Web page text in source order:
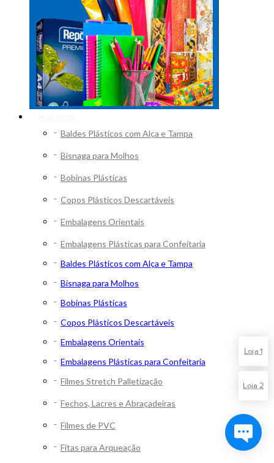
Loja 1
Loja 2
Baldes Plásticos com Alça e Tampa
Bisnaga para Molhos
Bobinas Plásticas
Copos Plásticos Descartáveis
Embalagens Orientais
Embalagens Plásticas para Confeitaria
Baldes Plásticos com Alça e Tampa
Bisnaga para Molhos
Bobinas Plásticas
Copos Plásticos Descartáveis
Embalagens Orientais
Embalagens Plásticas para Confeitaria
Filmes Stretch Palletização
Fechos, Lacres e Abraçadeiras
Filmes de PVC
Fitas para Arqueação